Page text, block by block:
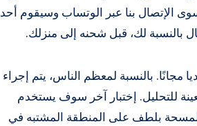
الإتصال بنا عبر الوتساب وسيقوم أحد
بالنسبة لك، قبل شحنه إلى منزلك.
​​مجانًا. بالنسبة لمعظم الناس، يتم إجراء
للتحليل. إختبار آخر سوف يستخدم
بلطف على المنطقة المشتبه في